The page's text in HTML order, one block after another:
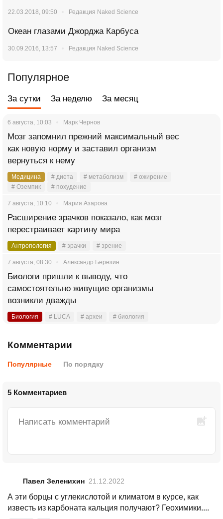
22.03.2018, 09:50 Редакция Naked Science
Океан глазами Джорджа Карбуса
30.09.2016, 13:57 Редакция Naked Science
Популярное
За сутки За неделю За месяц
6 августа, 10:03 Марк Чернов
Мозг запомнил прежний максимальный вес
как новую норму и заставил организм
вернуться к нему
Медицина # диета # метаболизм
# ожирение
# Оземпик
# похудение
7 августа, 10:10 Мария Азарова
Расширение зрачков показало, как мозг
перестраивает картину мира
Антропология # зрачки # зрение
7 августа, 08:30 Александр Березин
Биологи пришли к выводу, что
самостоятельно живущие организмы
возникли дважды
Биология # LUCA # археи # биология
Комментарии
Популярные По порядку
5 Комментариев
Павел Зеленихин 21.12.2022
А эти борцы с углекислотой и климатом в курсе, как
известь из карбоната кальция получают? Геохимики....